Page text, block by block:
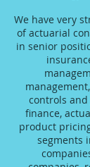
We have very
of actuarial
in senior
controls and
finance,
product
segments